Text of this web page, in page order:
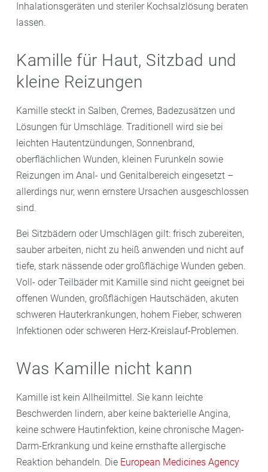
Inhalationsgeräten und steriler Kochsalzlösung beraten
lassen.
Kamille für Haut, Sitzbad und
kleine Reizungen
Kamille steckt in Salben, Cremes, Badezusätzen und
Lösungen für Umschläge. Traditionell wird sie bei
leichten Hautentzündungen, Sonnenbrand,
oberflächlichen Wunden, kleinen Furunkeln sowie
Reizungen im Anal- und Genitalbereich eingesetzt –
allerdings nur, wenn ernstere Ursachen ausgeschlossen
sind.
Bei Sitzbädern oder Umschlägen gilt: frisch zubereiten,
sauber arbeiten, nicht zu heiß anwenden und nicht auf
tiefe, stark nässende oder großflächige Wunden geben.
Voll- oder Teilbäder mit Kamille sind nicht geeignet bei
offenen Wunden, großflächigen Hautschäden, akuten
schweren Hauterkrankungen, hohem Fieber, schweren
Infektionen oder schweren Herz-Kreislauf-Problemen.
Was Kamille nicht kann
Kamille ist kein Allheilmittel. Sie kann leichte
Beschwerden lindern, aber keine bakterielle Angina,
keine schwere Hautinfektion, keine chronische Magen-
Darm-Erkrankung und keine ernsthafte allergische
Reaktion behandeln. Die European Medicines Agency